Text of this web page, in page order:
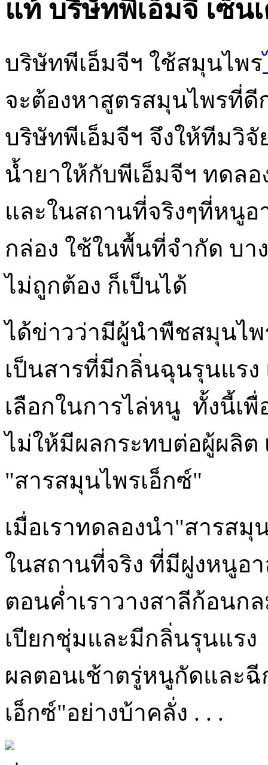
แท้ บริษัทพีเอ็มจี เซ็น
บริษัทพีเอ็มจีฯ ใช้สมุนไพร
จะต้องหาสูตรสมุนไพรที่ดี
บริษัทพีเอ็มจีฯ จึงให้ทีมวิ
น้ำยาให้กับพีเอ็มจีฯ ทดล
และในสถานที่จริงๆที่หนูอ
กล่อง ใช้ในพื้นที่จำกัด บา
ไม่ถูกต้อง ก็เป็นได้
ได้ข่าวว่ามีผู้นำพืชสมุนไ
เป็นสารที่มีกลิ่นฉุนรุนแรง
เลือกในการไล่หนู ทั้งนี้เ
ไม่ให้มีผลกระทบต่อผู้ผลิต
"สารสมุนไพรเอ็กซ์"
เมื่อเราทดลองนำ"สารส
ในสถานที่จริง ที่มีฝูงหนูอ
ตอนค่ำเราวางสาลีก้อนก
เปียกชุ่มและมีกลิ่นรุนแรง
ผลตอนเช้าตรู่หนูกัดและ
เอ็กซ์"อย่างบ้าคลั่ง . . .